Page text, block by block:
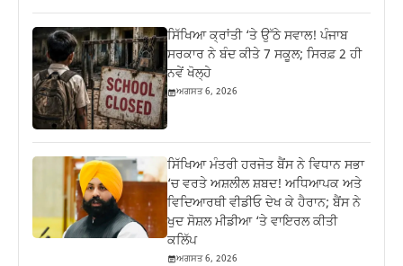
ਸਿੱਖਿਆ ਕ੍ਰਾਂਤੀ ‘ਤੇ ਉੱਠੇ ਸਵਾਲ! ਪੰਜਾਬ
ਸਰਕਾਰ ਨੇ ਬੰਦ ਕੀਤੇ 7 ਸਕੂਲ; ਸਿਰਫ਼ 2 ਹੀ
ਨਵੇਂ ਖੋਲ੍ਹੇ
ਅਗਸਤ 6, 2026
ਸਿੱਖਿਆ ਮੰਤਰੀ ਹਰਜੋਤ ਬੈਂਸ ਨੇ ਵਿਧਾਨ ਸਭਾ
‘ਚ ਵਰਤੇ ਅਸ਼ਲੀਲ ਸ਼ਬਦ! ਅਧਿਆਪਕ ਅਤੇ
ਵਿਦਿਆਰਥੀ ਵੀਡੀਓ ਦੇਖ ਕੇ ਹੈਰਾਨ; ਬੈਂਸ ਨੇ
ਖੁਦ ਸੋਸ਼ਲ ਮੀਡੀਆ ‘ਤੇ ਵਾਇਰਲ ਕੀਤੀ
ਕਲਿੱਪ
ਅਗਸਤ 6, 2026